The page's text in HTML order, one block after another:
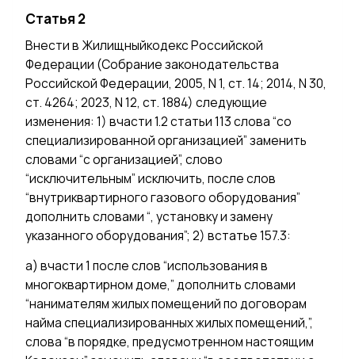
Статья 2
Внести в Жилищныйкодекс Российской
Федерации (Собрание законодательства
Российской Федерации, 2005, N 1, ст. 14; 2014, N 30,
ст. 4264; 2023, N 12, ст. 1884) следующие
изменения: 1) вчасти 1.2 статьи 113 слова “со
специализированной организацией” заменить
словами “с организацией”, слово
“исключительным” исключить, после слов
“внутриквартирного газового оборудования”
дополнить словами “, установку и замену
указанного оборудования”; 2) встатье 157.3:
а) вчасти 1 после слов “использования в
многоквартирном доме,” дополнить словами
“нанимателям жилых помещений по договорам
найма специализированных жилых помещений,”,
слова “в порядке, предусмотренном настоящим